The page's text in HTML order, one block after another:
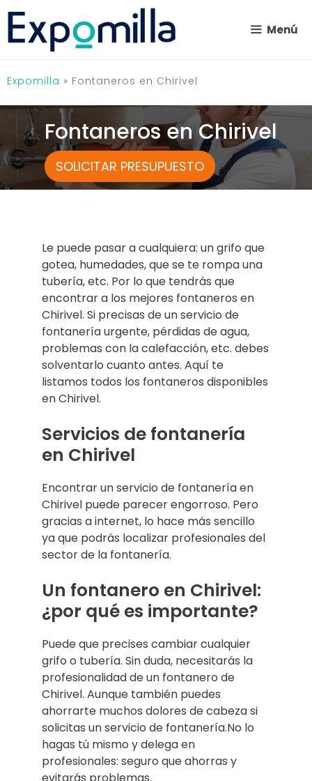
Saltar
contenido
Menú
Expomilla » Fontaneros en Chirivel
Fontaneros en Chirivel
SOLICITAR PRESUPUESTO
Le puede pasar a cualquiera: un grifo que
gotea, humedades, que se te rompa una
tubería, etc. Por lo que tendrás que
encontrar a los mejores fontaneros en
Chirivel. Si precisas de un servicio de
fontanería urgente, pérdidas de agua,
problemas con la calefacción, etc. debes
solventarlo cuanto antes. Aquí te
listamos todos los fontaneros disponibles
en Chirivel.
Servicios de fontanería
en Chirivel
Encontrar un servicio de fontanería en
Chirivel puede parecer engorroso. Pero
gracias a internet, lo hace más sencillo
ya que podrás localizar profesionales del
sector de la fontanería.
Un fontanero en Chirivel:
¿por qué es importante?
Puede que precises cambiar cualquier
grifo o tubería. Sin duda, necesitarás la
profesionalidad de un fontanero de
Chirivel. Aunque también puedes
ahorrarte muchos dolores de cabeza si
solicitas un servicio de fontanería.No lo
hagas tú mismo y delega en
profesionales: seguro que ahorras y